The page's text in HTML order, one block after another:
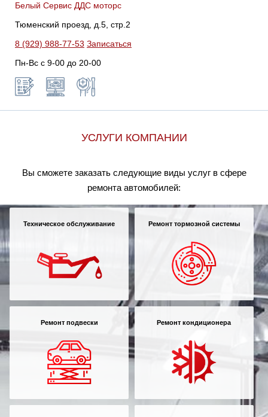
Белый Сервис ДДС моторс
Тюменский проезд, д.5, стр.2
8 (929) 988-77-53 Записаться
Пн-Вс c 9-00 до 20-00
УСЛУГИ КОМПАНИИ
Вы сможете заказать следующие виды услуг в сфере
ремонта автомобилей:
Техническое обслуживание Ремонт тормозной системы
Ремонт подвески Ремонт кондиционера